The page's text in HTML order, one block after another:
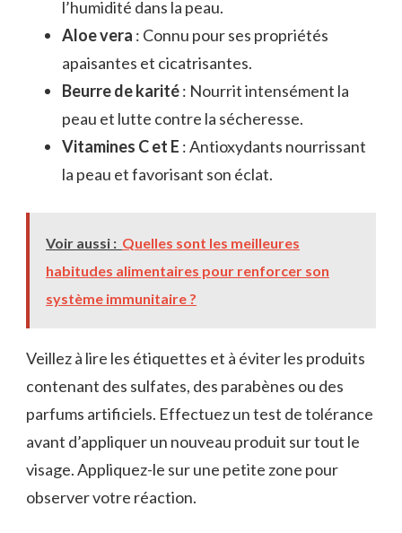
l’humidité dans la peau.
Aloe vera : Connu pour ses propriétés
apaisantes et cicatrisantes.
Beurre de karité: Nourrit intensément la
peau et lutte contre la sécheresse.
Vitamines C et E : Antioxydants nourrissant
la peau et favorisant son éclat.
Voir aussi : Quelles sont les meilleures
habitudes alimentaires pour renforcer son
système immunitaire ?
Veillez à lire les étiquettes et à éviter les produits
contenant des sulfates, des parabènes ou des
parfums artificiels. Effectuez un test de tolérance
avant d’appliquer un nouveau produit sur tout le
visage. Appliquez-le sur une petite zone pour
observer votre réaction.